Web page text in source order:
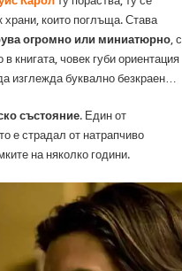
които поглъща. Става
огромно или миниатюрно, с
книгата, човек губи ориентация
изглежда буквално безкраен…
състояние. Един от
е страдал от натрапчиво
на няколко години.